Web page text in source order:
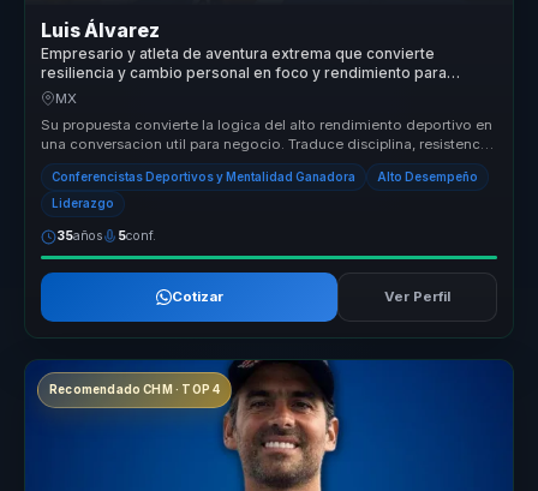
Luis Álvarez
Empresario y atleta de aventura extrema que convierte
resiliencia y cambio personal en foco y rendimiento para
lideres y equipos.
MX
Su propuesta convierte la logica del alto rendimiento deportivo en
una conversacion util para negocio. Traduce disciplina, resistencia
me...
Conferencistas Deportivos y Mentalidad Ganadora Alto Desempeño
Liderazgo
35años 5conf.
Cotizar Ver Perfil
Recomendado CHM · TOP 4